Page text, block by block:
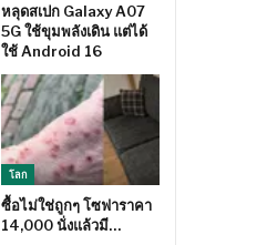
หลุดสเปก Galaxy A07
5G ใช้ขุมพลังเดิน แต่ได้
ใช้ Android 16
โลก
ซื้อไม่ใช่ถูกๆ โซฟาราคา
14,000 นั่งแล้วมี…